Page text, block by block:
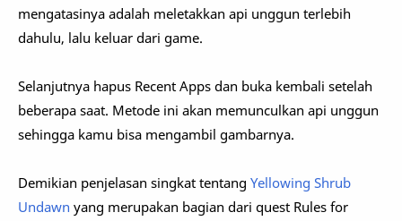
mengatasinya adalah meletakkan api unggun terlebih
dahulu, lalu keluar dari game.
Selanjutnya hapus Recent Apps dan buka kembali setelah
beberapa saat. Metode ini akan memunculkan api unggun
sehingga kamu bisa mengambil gambarnya.
Demikian penjelasan singkat tentang Yellowing Shrub
Undawn yang merupakan bagian dari quest Rules for